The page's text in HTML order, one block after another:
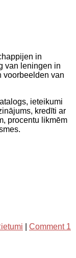
in
van leningen in
voorbeelden van
ieteikumi
kredīti ar
procentu likmēm
Comment 1